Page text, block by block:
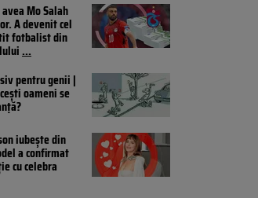
Mo Salah
A devenit cel
fotbalist din
...
pentru genii |
oameni se
iubește din
a confirmat
cu celebra